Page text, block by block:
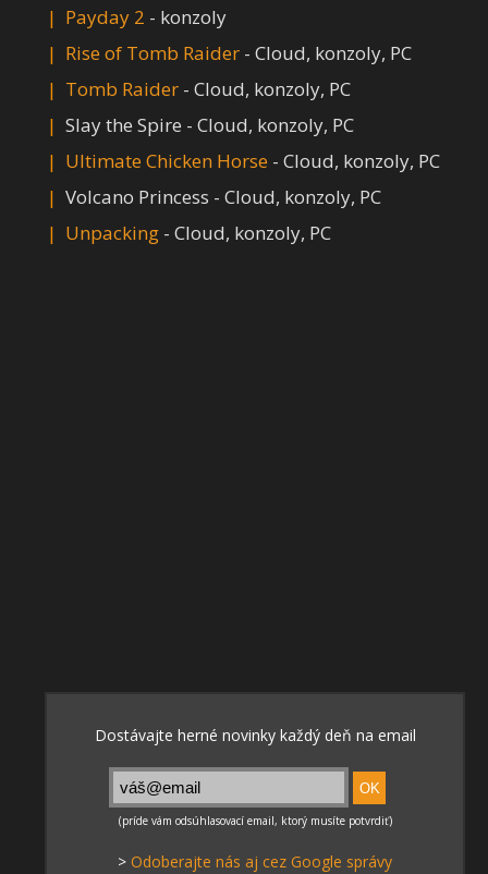
Payday 2 - konzoly
Rise of Tomb Raider - Cloud, konzoly, PC
Tomb Raider - Cloud, konzoly, PC
Slay the Spire - Cloud, konzoly, PC
Ultimate Chicken Horse - Cloud, konzoly, PC
Volcano Princess - Cloud, konzoly, PC
Unpacking - Cloud, konzoly, PC
> Odoberajte nás aj cez Google správy